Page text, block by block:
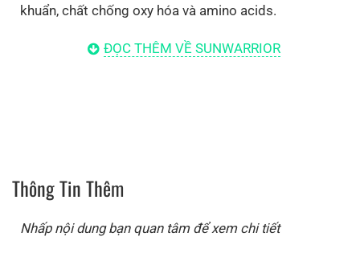
khuẩn, chất chống oxy hóa và amino acids.
Câu Chuyện Sức Khỏe Đầy Cảm Hứng Phía Sau
Hai Nhà Sáng Lập
để sống, Denley đã hoàn toàn thay đổi thói quen ăn
mọi thứ ông học được về dinh dưỡng và cùng vợ cứu
ĐỌC THÊM VỀ SUNWARRIOR
Thông Tin Thêm
Nhấp nội dung bạn quan tâm để xem chi tiết